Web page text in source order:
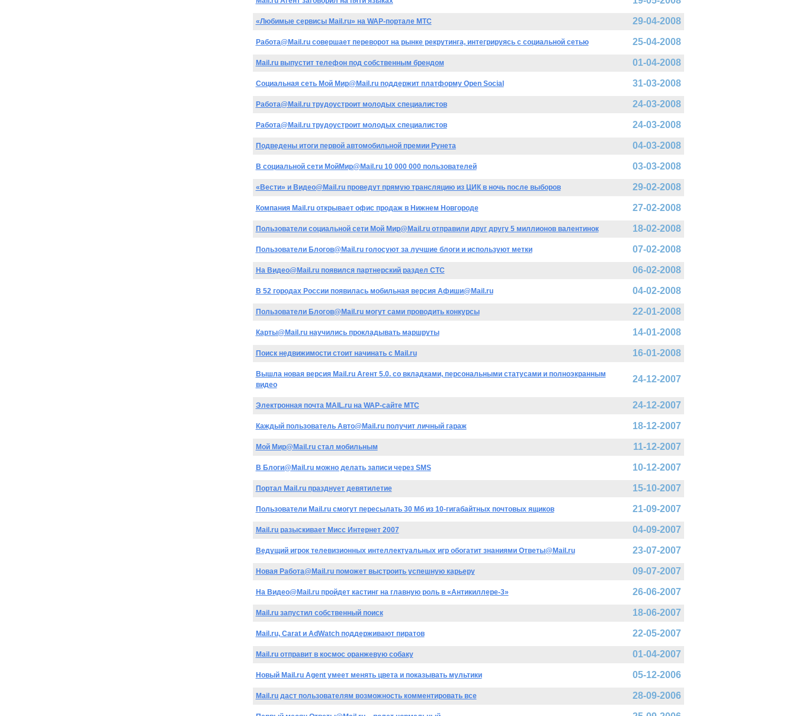
«Любимые сервисы Mail.ru» на WAP-портале МТС 29-04-2008
Работа@Mail.ru совершает переворот на рынке рекрутинга, интегрируясь с социальной сетью 25-04-2008
Mail.ru выпустит телефон под собственным брендом 01-04-2008
Социальная сеть Мой Мир@Mail.ru поддержит платформу Open Social 31-03-2008
Работа@Mail.ru трудоустроит молодых специалистов 24-03-2008
Работа@Mail.ru трудоустроит молодых специалистов 24-03-2008
Подведены итоги первой автомобильной премии Рунета 04-03-2008
В социальной сети МойМир@Mail.ru 10 000 000 пользователей 03-03-2008
«Вести» и Видео@Mail.ru проведут прямую трансляцию из ЦИК в ночь после выборов 29-02-2008
Компания Mail.ru открывает офис продаж в Нижнем Новгороде 27-02-2008
Пользователи социальной сети Мой Мир@Mail.ru отправили друг другу 5 миллионов валентинок 18-02-2008
Пользователи Блогов@Mail.ru голосуют за лучшие блоги и используют метки 07-02-2008
На Видео@Mail.ru появился партнерский раздел СТС 06-02-2008
В 52 городах России появилась мобильная версия Афиши@Mail.ru 04-02-2008
Пользователи Блогов@Mail.ru могут сами проводить конкурсы 22-01-2008
Карты@Mail.ru научились прокладывать маршруты 14-01-2008
Поиск недвижимости стоит начинать с Mail.ru 16-01-2008
Вышла новая версия Mail.ru Агент 5.0. со вкладками, персональными статусами и полноэкранным
видео
24-12-2007
Электронная почта MAIL.ru на WAP-сайте МТС 24-12-2007
Каждый пользователь Авто@Mail.ru получит личный гараж 18-12-2007
Мой Мир@Mail.ru стал мобильным 11-12-2007
В Блоги@Mail.ru можно делать записи через SMS 10-12-2007
Портал Mail.ru празднует девятилетие 15-10-2007
Пользователи Mail.ru смогут пересылать 30 Мб из 10-гигабайтных почтовых ящиков 21-09-2007
Mail.ru разыскивает Мисс Интернет 2007 04-09-2007
Ведущий игрок телевизионных интеллектуальных игр обогатит знаниями Ответы@Mail.ru 23-07-2007
Новая Работа@Mail.ru поможет выстроить успешную карьеру 09-07-2007
На Видео@Mail.ru пройдет кастинг на главную роль в «Антикиллере-3» 26-06-2007
Mail.ru запустил собственный поиск 18-06-2007
Mail.ru, Carat и AdWatch поддерживают пиратов 22-05-2007
Mail.ru отправит в космос оранжевую собаку 01-04-2007
Новый Mail.ru Agent умеет менять цвета и показывать мультики 05-12-2006
Mail.ru даст пользователям возможность комментировать все 28-09-2006